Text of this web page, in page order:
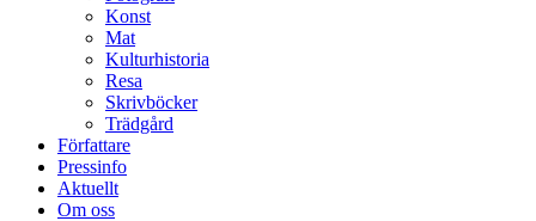
Konst
Mat
Kulturhistoria
Resa
Skrivböcker
Trädgård
Författare
Pressinfo
Aktuellt
Om oss